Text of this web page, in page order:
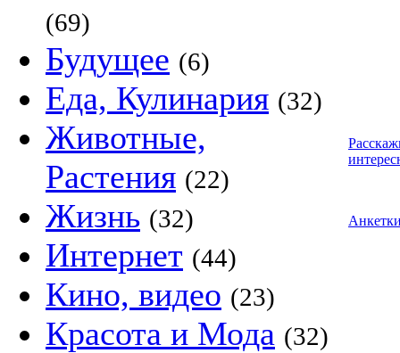
(69)
Будущее (6)
Еда, Кулинария (32)
Животные,
Растения (22)
Жизнь (32)
Интернет (44)
Кино, видео (23)
Красота и Мода (32)